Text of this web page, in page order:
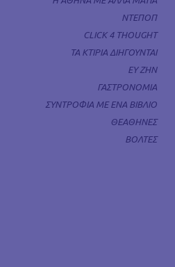
ΝΤΕΠΟΠ
CLICK 4 THOUGHT
ΤΑ ΚΤΙΡΙΑ ΔΙΗΓΟΥΝΤΑΙ
ΕΥ ΖΗΝ
ΓΑΣΤΡΟΝΟΜΙΑ
ΣΥΝΤΡΟΦΙΑ ΜΕ ΕΝΑ ΒΙΒΛΙΟ
ΘΕΑΘΗΝΕΣ
ΒΟΛΤΕΣ